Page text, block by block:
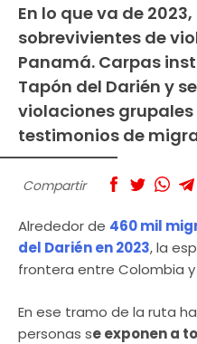
En lo que va de
sobrevivientes de
Panamá. Carpas
Tapón del Darién y
violaciones grupales
testimonios de
Compartir
Alrededor de 460 mil
del Darién en 2023, la
frontera entre Colombia y
En ese tramo de la ruta
personas se exponen a